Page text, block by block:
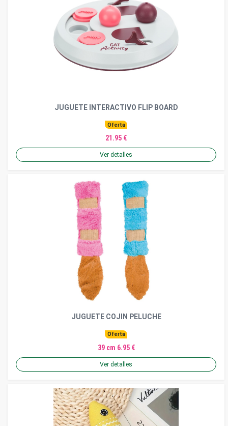
JUGUETE INTERACTIVO FLIP BOARD
Oferta
21.95 €
Ver detalles
JUGUETE COJIN PELUCHE
Oferta
39 cm 6.95 €
Ver detalles